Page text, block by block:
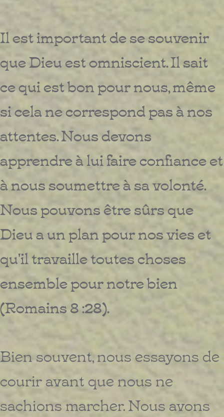
Il est important de se souvenir
que Dieu est omniscient. Il sait
ce qui est bon pour nous, même
si cela ne correspond pas à nos
attentes. Nous devons
apprendre à lui faire confiance et
à nous soumettre à sa volonté.
Nous pouvons être sûrs que
Dieu a un plan pour nos vies et
qu'il travaille toutes choses
ensemble pour notre bien
(Romains 8 :28).
Bien souvent, nous essayons de
courir avant que nous ne
sachions marcher. Nous avons